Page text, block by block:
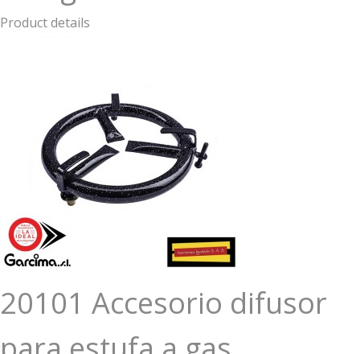
Product details
20101 Accesorio difusor